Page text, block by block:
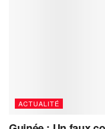
ACTUALITÉ